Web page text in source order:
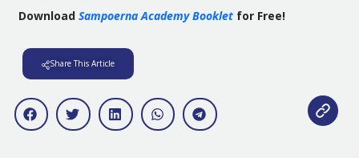
Download Sampoerna Academy Bookletfor Free!
Share This Article